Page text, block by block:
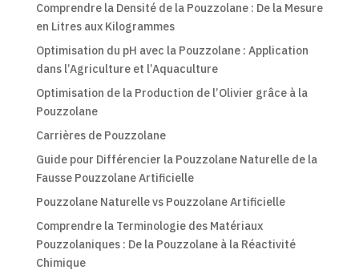
Comprendre la Densité de la Pouzzolane : De la Mesure
en Litres aux Kilogrammes
Optimisation du pH avec la Pouzzolane : Application
dans l’Agriculture et l’Aquaculture
Optimisation de la Production de l’Olivier grâce à la
Pouzzolane
Carrières de Pouzzolane
Guide pour Différencier la Pouzzolane Naturelle de la
Fausse Pouzzolane Artificielle
Pouzzolane Naturelle vs Pouzzolane Artificielle
Comprendre la Terminologie des Matériaux
Pouzzolaniques : De la Pouzzolane à la Réactivité
Chimique